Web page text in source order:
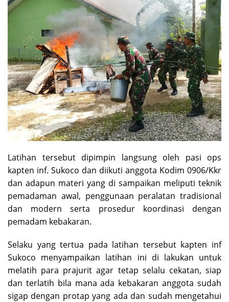
Latihan tersebut dipimpin langsung oleh pasi ops
kapten inf. Sukoco dan diikuti anggota Kodim 0906/Kkr
dan adapun materi yang di sampaikan meliputi teknik
pemadaman awal, penggunaan peralatan tradisional
dan modern serta prosedur koordinasi dengan
pemadam kebakaran.
Selaku yang tertua pada latihan tersebut kapten inf
Sukoco menyampaikan latihan ini di lakukan untuk
melatih para prajurit agar tetap selalu cekatan, siap
dan terlatih bila mana ada kebakaran anggota sudah
sigap dengan protap yang ada dan sudah mengetahui